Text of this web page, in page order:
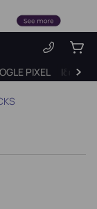
PIXEL Ιδέες